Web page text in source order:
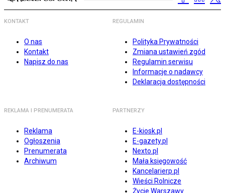
KONTAKT
O nas
Kontakt
Napisz do nas
REGULAMIN
Polityka Prywatności
Zmiana ustawień zgód
Regulamin serwisu
Informacje o nadawcy
Deklaracja dostępności
REKLAMA I PRENUMERATA
Reklama
Ogłoszenia
Prenumerata
Archiwum
PARTNERZY
E-kiosk.pl
E-gazety.pl
Nexto.pl
Mała księgowość
Kancelarierp.pl
Wieści Rolnicze
Życie Warszawy